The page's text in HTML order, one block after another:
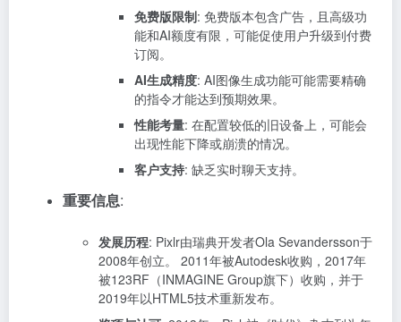
免费版限制: 免费版本包含广告，且高级功
能和AI额度有限，可能促使用户升级到付费
订阅。
AI生成精度: AI图像生成功能可能需要精确
的指令才能达到预期效果。
性能考量: 在配置较低的旧设备上，可能会
出现性能下降或崩溃的情况。
客户支持: 缺乏实时聊天支持。
重要信息:
发展历程: Pixlr由瑞典开发者Ola Sevandersson于
2008年创立。 2011年被Autodesk收购，2017年
被123RF（INMAGINE Group旗下）收购，并于
2019年以HTML5技术重新发布。